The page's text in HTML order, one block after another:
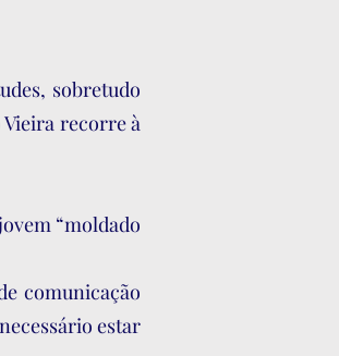
sobretudo
Vieira recorre à
“moldado
comunicação
estar